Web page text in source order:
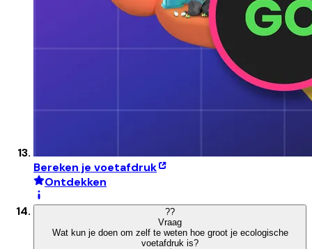
Bereken je voetafdruk
Ontdekken
??
Vraag
Wat kun je doen om zelf te weten hoe groot je ecologische
voetafdruk is?